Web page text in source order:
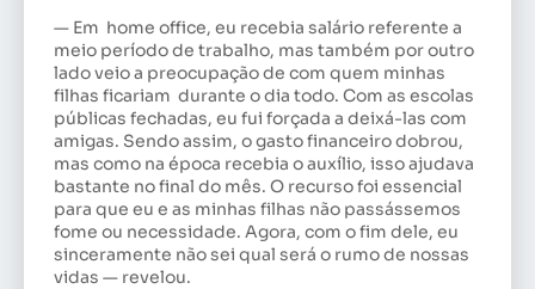
— Em home office, eu recebia salário referente a
meio período de trabalho, mas também por outro
lado veio a preocupação de com quem minhas
filhas ficariam durante o dia todo. Com as escolas
públicas fechadas, eu fui forçada a deixá-las com
amigas. Sendo assim, o gasto financeiro dobrou,
mas como na época recebia o auxílio, isso ajudava
bastante no final do mês. O recurso foi essencial
para que eu e as minhas filhas não passássemos
fome ou necessidade. Agora, com o fim dele, eu
sinceramente não sei qual será o rumo de nossas
vidas — revelou.